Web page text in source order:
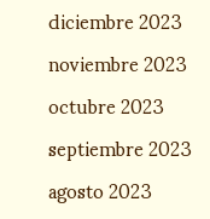
diciembre 2023
noviembre 2023
octubre 2023
septiembre 2023
agosto 2023